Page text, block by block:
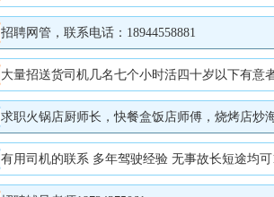
招聘网管，联系电话：18944558881
大量招送货司机几名七个小时活四十岁以下有意
求职火锅店厨师长，快餐盒饭店师傅，烧烤店炒
有用司机的联系 多年驾驶经验 无事故长短途均可